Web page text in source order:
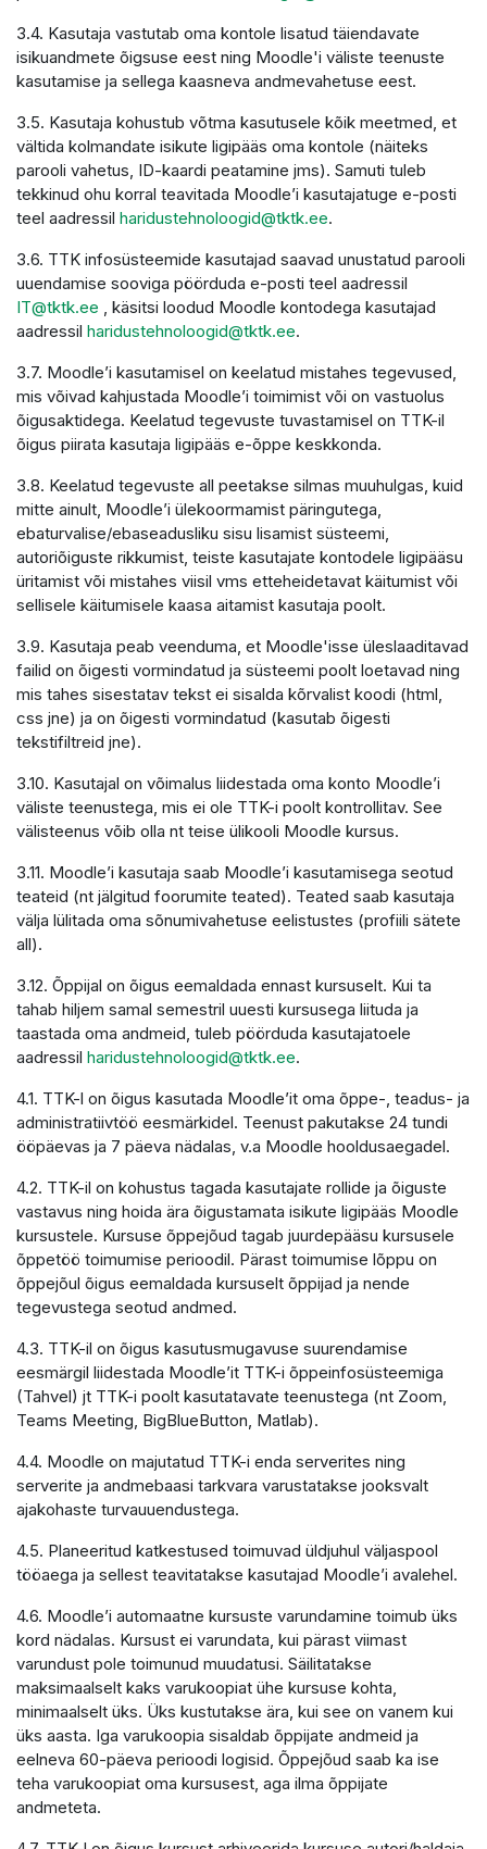
3.4. Kasutaja vastutab oma kontole lisatud täiendavate
isikuandmete õigsuse eest ning Moodle'i väliste teenuste
kasutamise ja sellega kaasneva andmevahetuse eest.
3.5. Kasutaja kohustub võtma kasutusele kõik meetmed, et
vältida kolmandate isikute ligipääs oma kontole (näiteks
parooli vahetus, ID-kaardi peatamine jms). Samuti tuleb
tekkinud ohu korral teavitada Moodle’i kasutajatuge e-posti
teel aadressil haridustehnoloogid@tktk.ee.
3.6. TTK infosüsteemide kasutajad saavad unustatud parooli
uuendamise sooviga pöörduda e-posti teel aadressil
IT@tktk.ee , käsitsi loodud Moodle kontodega kasutajad
aadressil haridustehnoloogid@tktk.ee.
3.7. Moodle’i kasutamisel on keelatud mistahes tegevused,
mis võivad kahjustada Moodle’i toimimist või on vastuolus
õigusaktidega. Keelatud tegevuste tuvastamisel on TTK-il
õigus piirata kasutaja ligipääs e-õppe keskkonda.
3.8. Keelatud tegevuste all peetakse silmas muuhulgas, kuid
mitte ainult, Moodle’i ülekoormamist päringutega,
ebaturvalise/ebaseadusliku sisu lisamist süsteemi,
autoriõiguste rikkumist, teiste kasutajate kontodele ligipääsu
üritamist või mistahes viisil vms etteheidetavat käitumist või
sellisele käitumisele kaasa aitamist kasutaja poolt.
3.9. Kasutaja peab veenduma, et Moodle'isse üleslaaditavad
failid on õigesti vormindatud ja süsteemi poolt loetavad ning
mis tahes sisestatav tekst ei sisalda kõrvalist koodi (html,
css jne) ja on õigesti vormindatud (kasutab õigesti
tekstifiltreid jne).
3.10. Kasutajal on võimalus liidestada oma konto Moodle’i
väliste teenustega, mis ei ole TTK-i poolt kontrollitav. See
välisteenus võib olla nt teise ülikooli Moodle kursus.
3.11. Moodle’i kasutaja saab Moodle’i kasutamisega seotud
teateid (nt jälgitud foorumite teated). Teated saab kasutaja
välja lülitada oma sõnumivahetuse eelistustes (profiili sätete
all).
3.12. Õppijal on õigus eemaldada ennast kursuselt. Kui ta
tahab hiljem samal semestril uuesti kursusega liituda ja
taastada oma andmeid, tuleb pöörduda kasutajatoele
aadressil haridustehnoloogid@tktk.ee.
4.1. TTK-l on õigus kasutada Moodle’it oma õppe-, teadus- ja
administratiivtöö eesmärkidel. Teenust pakutakse 24 tundi
ööpäevas ja 7 päeva nädalas, v.a Moodle hooldusaegadel.
4.2. TTK-il on kohustus tagada kasutajate rollide ja õiguste
vastavus ning hoida ära õigustamata isikute ligipääs Moodle
kursustele. Kursuse õppejõud tagab juurdepääsu kursusele
õppetöö toimumise perioodil. Pärast toimumise lõppu on
õppejõul õigus eemaldada kursuselt õppijad ja nende
tegevustega seotud andmed.
4.3. TTK-il on õigus kasutusmugavuse suurendamise
eesmärgil liidestada Moodle’it TTK-i õppeinfosüsteemiga
(Tahvel) jt TTK-i poolt kasutatavate teenustega (nt Zoom,
Teams Meeting, BigBlueButton, Matlab).
4.4. Moodle on majutatud TTK-i enda serverites ning
serverite ja andmebaasi tarkvara varustatakse jooksvalt
ajakohaste turvauuendustega.
4.5. Planeeritud katkestused toimuvad üldjuhul väljaspool
tööaega ja sellest teavitatakse kasutajad Moodle’i avalehel.
4.6. Moodle’i automaatne kursuste varundamine toimub üks
kord nädalas. Kursust ei varundata, kui pärast viimast
varundust pole toimunud muudatusi. Säilitatakse
maksimaalselt kaks varukoopiat ühe kursuse kohta,
minimaalselt üks. Üks kustutakse ära, kui see on vanem kui
üks aasta. Iga varukoopia sisaldab õppijate andmeid ja
eelneva 60-päeva perioodi logisid. Õppejõud saab ka ise
teha varukoopiat oma kursusest, aga ilma õppijate
andmeteta.